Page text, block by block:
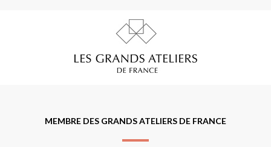
MEMBRE DES GRANDS ATELIERS DE FRANCE